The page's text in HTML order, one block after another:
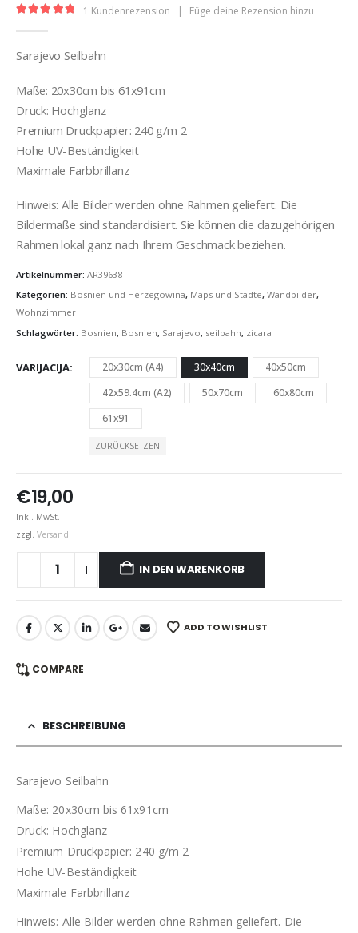
1 Kundenrezension | Füge deine Rezension hinzu
Sarajevo Seilbahn
Maße: 20x30cm bis 61x91cm
Druck: Hochglanz
Premium Druckpapier: 240 g/m 2
Hohe UV-Beständigkeit
Maximale Farbbrillanz
Hinweis: Alle Bilder werden ohne Rahmen geliefert. Die
Bildermaße sind standardisiert. Sie können die dazugehörigen
Rahmen lokal ganz nach Ihrem Geschmack beziehen.
Artikelnummer: AR39638
Kategorien: Bosnien und Herzegowina, Maps und Städte, Wandbilder,
Wohnzimmer
Schlagwörter: Bosnien, Bosnien, Sarajevo, seilbahn, zicara
VARIJACIJA 20x30cm (A4) 30x40cm
40x50cm
42x59.4cm (A2)
50x70cm
60x80cm
61x91
ZURÜCKSETZEN
€19,00
Inkl. MwSt.
zzgl. Versand
IN DEN WARENKORB
ADD TO WISHLIST
COMPARE
BESCHREIBUNG
Sarajevo Seilbahn
Maße: 20x30cm bis 61x91cm
Druck: Hochglanz
Premium Druckpapier: 240 g/m 2
Hohe UV-Beständigkeit
Maximale Farbbrillanz
Hinweis: Alle Bilder werden ohne Rahmen geliefert. Die